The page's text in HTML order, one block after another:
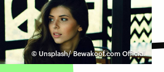
© Unsplash/ Bewakoof.com Official